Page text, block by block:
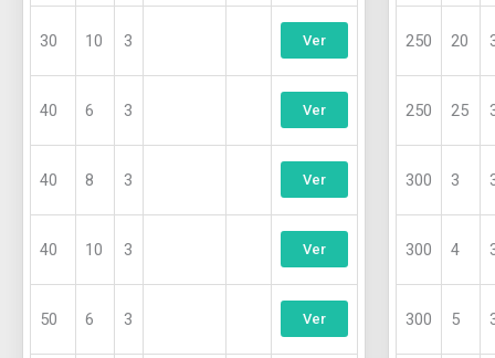
30 10 3 Ver
40 6 3 Ver
40 8 3 Ver
40 10 3 Ver
50 6 3 Ver
250 20
250 25
300 3
300 4
300 5